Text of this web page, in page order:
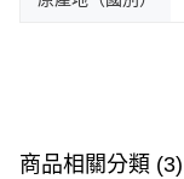
商品相關分類 (3)